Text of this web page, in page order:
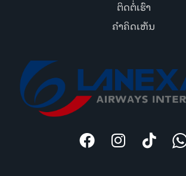
ຕິດຕໍ່ເຮົາ
ຄຳຄິດເຫັນ